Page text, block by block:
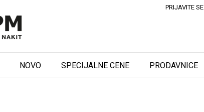
PRIJAVITE SE
NOVO SPECIJALNE CENE PRODAVNICE